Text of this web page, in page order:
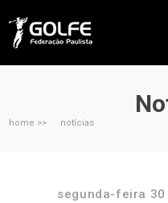
home >> notícias
segunda-feira 30